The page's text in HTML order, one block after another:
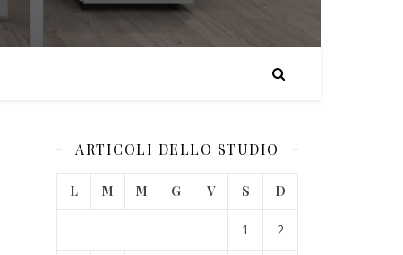
ARTICOLI DELLO STUDIO
L M M G V S D
1 2